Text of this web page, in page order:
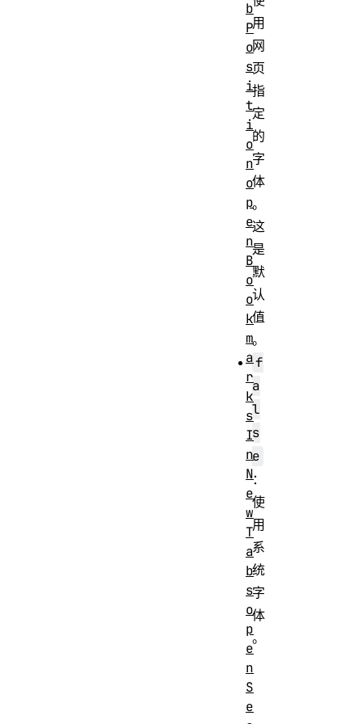
用
网
页
指
定
的
字
体
。
这
是
默
认
值
。
f
a
l
s
e
：
使
用
系
统
字
体
。
b
P
o
s
i
t
i
o
n
o
p
e
n
B
o
o
k
m
a
r
k
s
I
n
N
e
w
T
a
b
s
o
p
e
n
S
e